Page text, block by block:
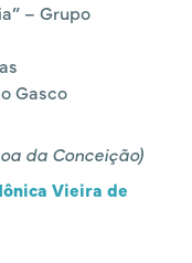
– Grupo
Gasco
da Conceição)
Vieira de